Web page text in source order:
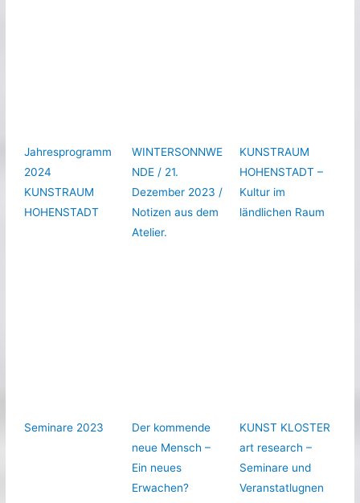
Jahresprogramm
2024
KUNSTRAUM
HOHENSTADT
WINTERSONNWE
NDE / 21.
Dezember 2023 /
Notizen aus dem
Atelier.
KUNSTRAUM
HOHENSTADT –
Kultur im
ländlichen Raum
Seminare 2023
Der kommende
neue Mensch –
Ein neues
Erwachen?
KUNST KLOSTER
art research –
Seminare und
Veranstatlugnen